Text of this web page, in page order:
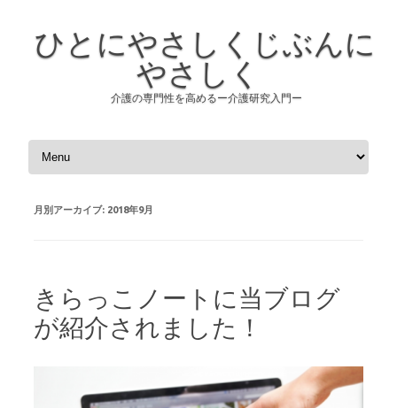
ひとにやさしくじぶんに
やさしく
介護の専門性を高めるー介護研究入門ー
コンテンツへスキップ
月別アーカイブ: 2018年9月
きらっこノートに当ブログ
が紹介されました！